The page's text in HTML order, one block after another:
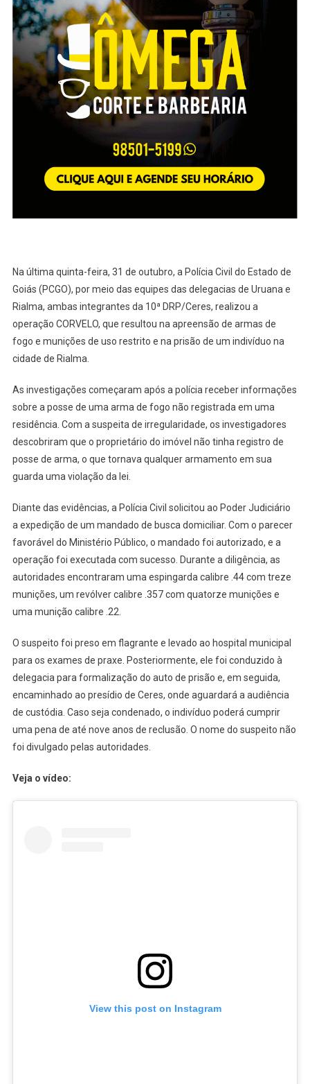
Polícia
Civil
Em
Rialma
Com
Armas
De
Fogo
Munições
De
Uso
(veja
Na última quinta-feira, 31 de outubro, a Polícia Civil do Estado de
Goiás (PCGO), por meio das equipes das delegacias de Uruana e
Rialma, ambas integrantes da 10ª DRP/Ceres, realizou a
operação CORVELO, que resultou na apreensão de armas de
fogo e munições de uso restrito e na prisão de um indivíduo na
cidade de Rialma.
As investigações começaram após a polícia receber informações
sobre a posse de uma arma de fogo não registrada em uma
residência. Com a suspeita de irregularidade, os investigadores
descobriram que o proprietário do imóvel não tinha registro de
posse de arma, o que tornava qualquer armamento em sua
guarda uma violação da lei.
Diante das evidências, a Polícia Civil solicitou ao Poder Judiciário
a expedição de um mandado de busca domiciliar. Com o parecer
favorável do Ministério Público, o mandado foi autorizado, e a
operação foi executada com sucesso. Durante a diligência, as
autoridades encontraram uma espingarda calibre .44 com treze
munições, um revólver calibre .357 com quatorze munições e
uma munição calibre .22.
O suspeito foi preso em flagrante e levado ao hospital municipal
para os exames de praxe. Posteriormente, ele foi conduzido à
delegacia para formalização do auto de prisão e, em seguida,
encaminhado ao presídio de Ceres, onde aguardará a audiência
de custódia. Caso seja condenado, o indivíduo poderá cumprir
uma pena de até nove anos de reclusão. O nome do suspeito não
foi divulgado pelas autoridades.
Veja o vídeo:
View this post on Instagram